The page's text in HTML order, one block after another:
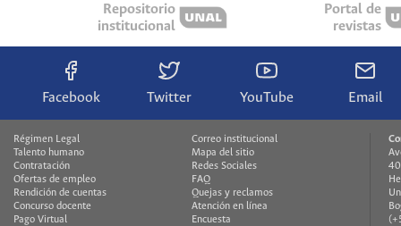
Repositorio
institucional
Portal de
revistas
Facebook Twitter YouTube Email
Régimen Legal
Talento humano
Contratación
Ofertas de empleo
Rendición de cuentas
Concurso docente
Pago Virtual
Correo institucional
Mapa del sitio
Redes Sociales
FAQ
Quejas y reclamos
Atención en línea
Encuesta